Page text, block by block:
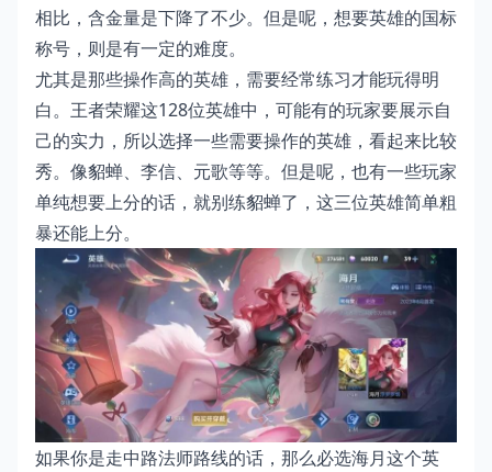
相比，含金量是下降了不少。但是呢，想要英雄的国标
称号，则是有一定的难度。
尤其是那些操作高的英雄，需要经常练习才能玩得明
白。王者荣耀这128位英雄中，可能有的玩家要展示自
己的实力，所以选择一些需要操作的英雄，看起来比较
秀。像貂蝉、李信、元歌等等。但是呢，也有一些玩家
单纯想要上分的话，就别练貂蝉了，这三位英雄简单粗
暴还能上分。
如果你是走中路法师路线的话，那么必选海月这个英